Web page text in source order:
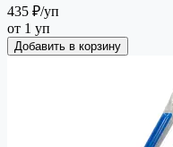
435 ₽/уп
от 1 уп
Добавить в корзину